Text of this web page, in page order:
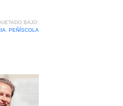
BAJO:
PEÑÍSCOLA